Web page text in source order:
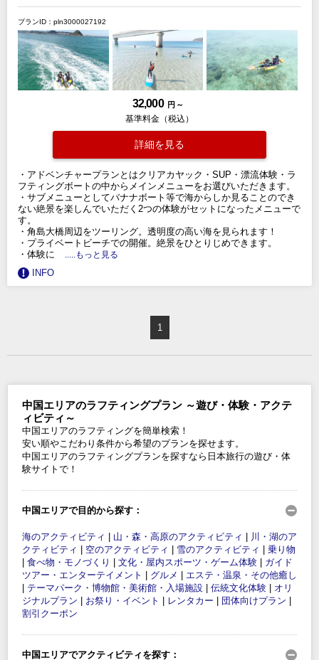
プランID：pln3000027192
32,000 円 ～
基準料金（税込）
詳細を見る
・アドベンチャープランとはクリアカヤック・SUP・漂流体験・ラ
フティングボートの中からメインメニューをお選びいただきます。
・サブメニューとしてバナナボート等で海からしか見ることのでき
ない絶景を楽しんでいただく2つの体験がセットになったメニューで
す。
・角島大橋周辺をツーリング。透明度の高い海を見られます！
・プライベートビーチでの開催。絶景をひとりじめできます。
・体験に
.....もっと見る
INFO
1
中国エリアのラフティングプラン ～遊び・体験・アクテ
ィビティ～
中国エリアのラフティングを簡単検索！
安い順やこだわり条件から希望のプランを探せます。
中国エリアのラフティングプランを探すなら日本旅行の遊び・体
験サイトで！
中国エリアで目的から探す：
海のアクティビティ 山・森・高原のアクティビティ
川・湖のア
クティビティ
空のアクティビティ 雪のアクティビティ
乗り物
食べ物・モノづくり 文化・屋内スポーツ・ゲーム体験
ガイド
ツアー・エンターテイメント
グルメ
エステ・温泉・その他癒し
テーマパーク・博物館・美術館・入場施設 伝統文化体験
オリ
ジナルプラン
お祭り・イベント レンタカー 団体向けプラン
割引クーポン
中国エリアでアクティビティを探す：